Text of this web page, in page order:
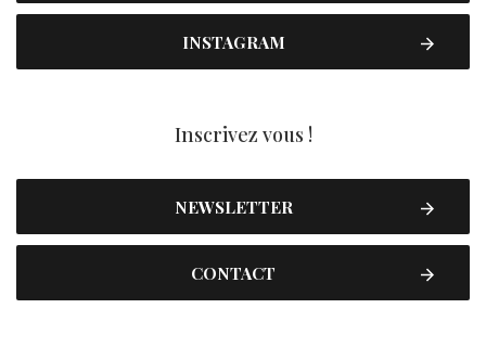
INSTAGRAM
Inscrivez vous !
NEWSLETTER
CONTACT